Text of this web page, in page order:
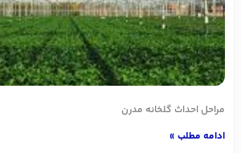
مراحل احداث گلخانه مدرن
ادامه مطلب »